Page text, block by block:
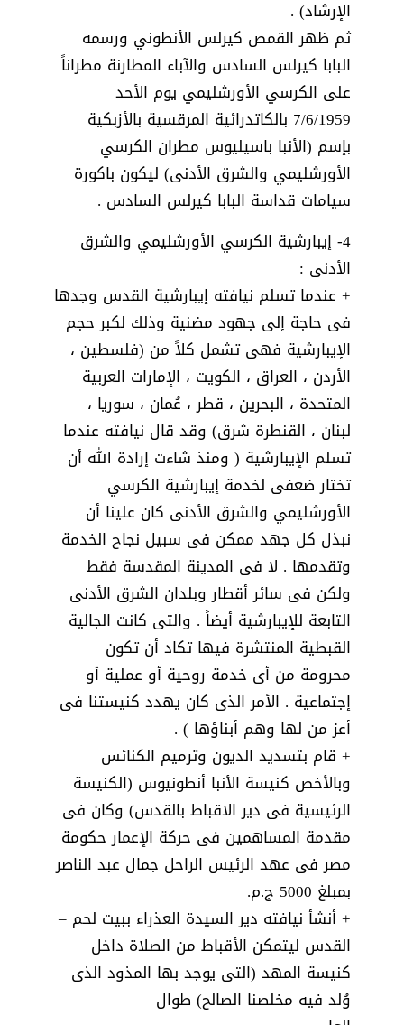
الإرشاد) .
ثم ظهر القمص كيرلس الأنطوني ورسمه
البابا كيرلس السادس والآباء المطارنة مطراناً
على الكرسي الأورشليمي يوم الأحد
7/6/1959 بالكاتدرائية المرقسية بالأزبكية
بإسم (الأنبا باسيليوس مطران الكرسي
الأورشليمي والشرق الأدنى) ليكون باكورة
سيامات قداسة البابا كيرلس السادس .
4- إيبارشية الكرسي الأورشليمي والشرق
الأدنى :
+ عندما تسلم نيافته إيبارشية القدس وجدها
فى حاجة إلى جهود مضنية وذلك لكبر حجم
الإيبارشية فهى تشمل كلاً من (فلسطين ،
الأردن ، العراق ، الكويت ، الإمارات العربية
المتحدة ، البحرين ، قطر ، عُمان ، سوريا ،
لبنان ، القنطرة شرق) وقد قال نيافته عندما
تسلم الإيبارشية ( ومنذ شاءت إرادة الله أن
تختار ضعفى لخدمة إيبارشية الكرسي
الأورشليمي والشرق الأدنى كان علينا أن
نبذل كل جهد ممكن فى سبيل نجاح الخدمة
وتقدمها . لا فى المدينة المقدسة فقط
ولكن فى سائر أقطار وبلدان الشرق الأدنى
التابعة للإيبارشية أيضاً . والتى كانت الجالية
القبطية المنتشرة فيها تكاد أن تكون
محرومة من أى خدمة روحية أو عملية أو
إجتماعية . الأمر الذى كان يهدد كنيستنا فى
أعز من لها وهم أبناؤها ) .
+ قام بتسديد الديون وترميم الكنائس
وبالأخص كنيسة الأنبا أنطونيوس (الكنيسة
الرئيسية فى دير الاقباط بالقدس) وكان فى
مقدمة المساهمين فى حركة الإعمار حكومة
مصر فى عهد الرئيس الراحل جمال عبد الناصر
بمبلغ 5000 ج.م.
+ أنشأ نيافته دير السيدة العذراء ببيت لحم –
القدس ليتمكن الأقباط من الصلاة داخل
كنيسة المهد (التى يوجد بها المذود الذى
وُلد فيه مخلصنا الصالح) طوال